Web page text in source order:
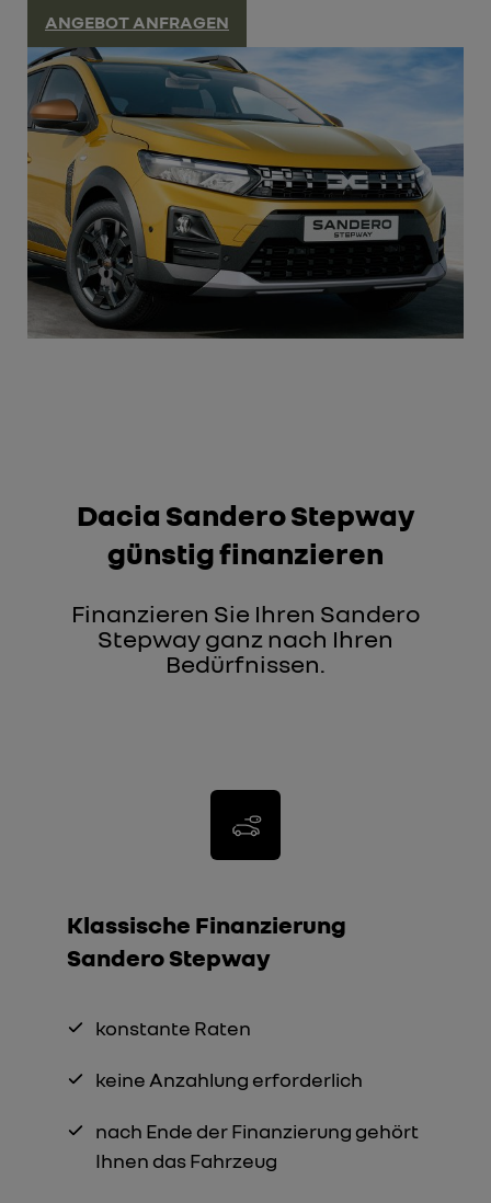
ANGEBOT ANFRAGEN
Dacia Sandero Stepway
günstig finanzieren
Finanzieren Sie Ihren Sandero
Stepway ganz nach Ihren
Bedürfnissen.
Klassische Finanzierung
Sandero Stepway
konstante Raten
keine Anzahlung erforderlich
nach Ende der Finanzierung gehört
Ihnen das Fahrzeug